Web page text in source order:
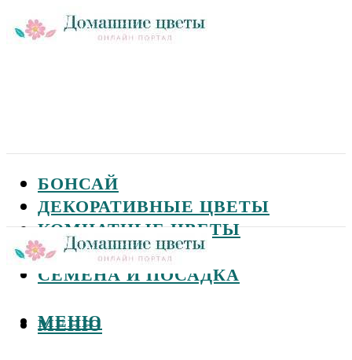
БОНСАЙ
ДЕКОРАТИВНЫЕ ЦВЕТЫ
КОМНАТНЫЕ ЦВЕТЫ
САДОВЫЕ ЦВЕТЫ
СЕМЕНА И ПОСАДКА
МЕНЮ
МЕНЮ